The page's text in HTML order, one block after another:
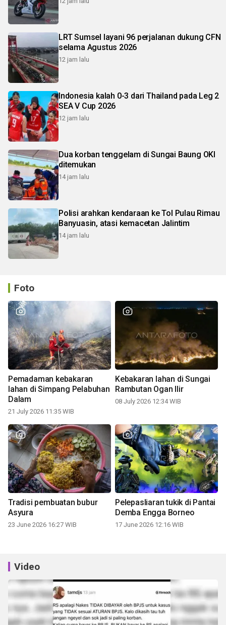
LRT Sumsel layani 96 perjalanan dukung CFN
selama Agustus 2026
12 jam lalu
Indonesia kalah 0-3 dari Thailand pada Leg 2
SEA V Cup 2026
12 jam lalu
Dua korban tenggelam di Sungai Baung OKI
ditemukan
14 jam lalu
Polisi arahkan kendaraan ke Tol Pulau Rimau
Banyuasin, atasi kemacetan Jalintim
14 jam lalu
Foto
Pemadaman kebakaran
lahan di Simpang Pelabuhan
Dalam
21 July 2026 11:35 WIB
Kebakaran lahan di Sungai
Rambutan Ogan Ilir
08 July 2026 12:34 WIB
Tradisi pembuatan bubur
Asyura
23 June 2026 16:27 WIB
Pelepasliaran tukik di Pantai
Demba Engga Borneo
17 June 2026 12:16 WIB
Video